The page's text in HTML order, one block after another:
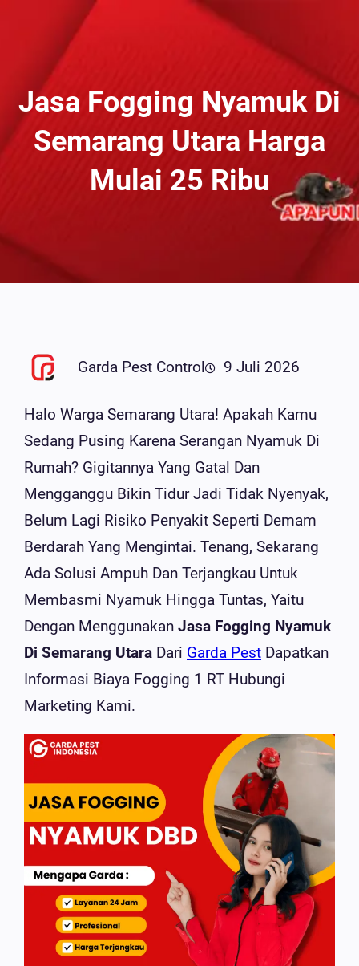
Jasa Fogging Nyamuk Di
Semarang Utara Harga
Mulai 25 Ribu
Garda Pest Control 9 Juli 2026
Halo Warga Semarang Utara! Apakah Kamu
Sedang Pusing Karena Serangan Nyamuk Di
Rumah? Gigitannya Yang Gatal Dan
Mengganggu Bikin Tidur Jadi Tidak Nyenyak,
Belum Lagi Risiko Penyakit Seperti Demam
Berdarah Yang Mengintai. Tenang, Sekarang
Ada Solusi Ampuh Dan Terjangkau Untuk
Membasmi Nyamuk Hingga Tuntas, Yaitu
Dengan Menggunakan Jasa Fogging Nyamuk
Di Semarang Utara Dari Garda Pest Dapatkan
Informasi Biaya Fogging 1 RT Hubungi
Marketing Kami.